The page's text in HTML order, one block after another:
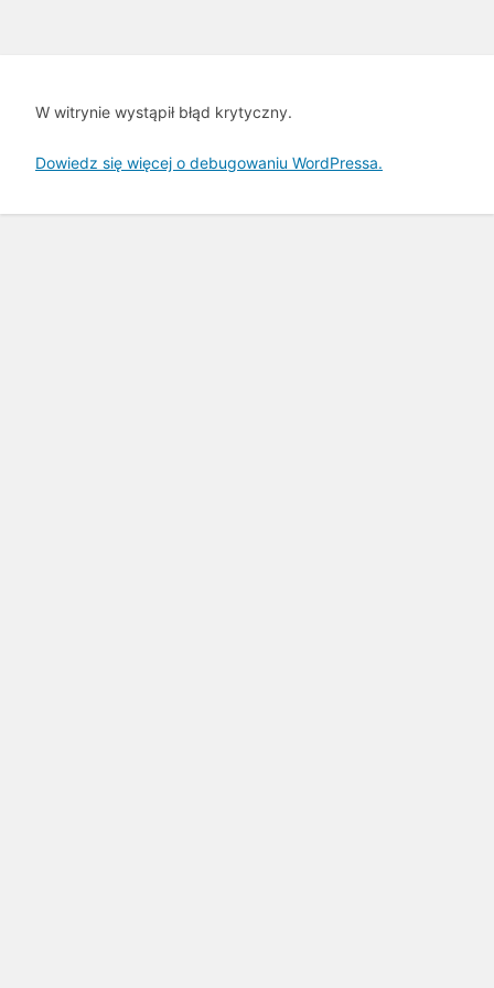
W witrynie wystąpił błąd krytyczny.
Dowiedz się więcej o debugowaniu WordPressa.